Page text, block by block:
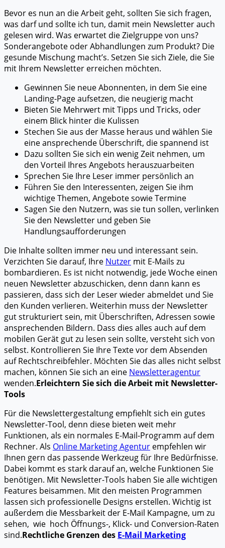
Bevor es nun an die Arbeit geht, sollten Sie sich fragen,
was darf und sollte ich tun, damit mein Newsletter auch
gelesen wird. Was erwartet die Zielgruppe von uns?
Sonderangebote oder Abhandlungen zum Produkt? Die
gesunde Mischung macht’s. Setzen Sie sich Ziele, die Sie
mit Ihrem Newsletter erreichen möchten.
Gewinnen Sie neue Abonnenten, in dem Sie eine
Landing-Page aufsetzen, die neugierig macht
Bieten Sie Mehrwert mit Tipps und Tricks, oder
einem Blick hinter die Kulissen
Stechen Sie aus der Masse heraus und wählen Sie
eine ansprechende Überschrift, die spannend ist
Dazu sollten Sie sich ein wenig Zeit nehmen, um
den Vorteil Ihres Angebots herauszuarbeiten
Sprechen Sie Ihre Leser immer persönlich an
Führen Sie den Interessenten, zeigen Sie ihm
wichtige Themen, Angebote sowie Termine
Sagen Sie den Nutzern, was sie tun sollen, verlinken
Sie den Newsletter und geben Sie
Handlungsaufforderungen
Die Inhalte sollten immer neu und interessant sein.
Verzichten Sie darauf, Ihre Nutzer mit E-Mails zu
bombardieren. Es ist nicht notwendig, jede Woche einen
neuen Newsletter abzuschicken, denn dann kann es
passieren, dass sich der Leser wieder abmeldet und Sie
den Kunden verlieren. Weiterhin muss der Newsletter
gut strukturiert sein, mit Überschriften, Adressen sowie
ansprechenden Bildern. Dass dies alles auch auf dem
mobilen Gerät gut zu lesen sein sollte, versteht sich von
selbst. Kontrollieren Sie Ihre Texte vor dem Absenden
auf Rechtschreibfehler. Möchten Sie das alles nicht selbst
machen, können Sie sich an eine Newsletteragentur
wenden.Erleichtern Sie sich die Arbeit mit Newsletter-
Tools
Für die Newslettergestaltung empfiehlt sich ein gutes
Newsletter-Tool, denn diese bieten weit mehr
Funktionen, als ein normales E-Mail-Programm auf dem
Rechner. Als Online Marketing Agentur empfehlen wir
Ihnen gern das passende Werkzeug für Ihre Bedürfnisse.
Dabei kommt es stark darauf an, welche Funktionen Sie
benötigen. Mit Newsletter-Tools haben Sie alle wichtigen
Features beisammen. Mit den meisten Programmen
lassen sich professionelle Designs erstellen. Wichtig ist
außerdem die Messbarkeit der E-Mail Kampagne, um zu
sehen, wie hoch Öffnungs-, Klick- und Conversion-Raten
sind.Rechtliche Grenzen des E-Mail Marketing